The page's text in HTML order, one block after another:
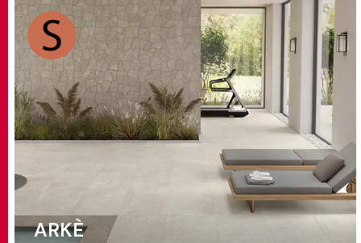
ARKÈ